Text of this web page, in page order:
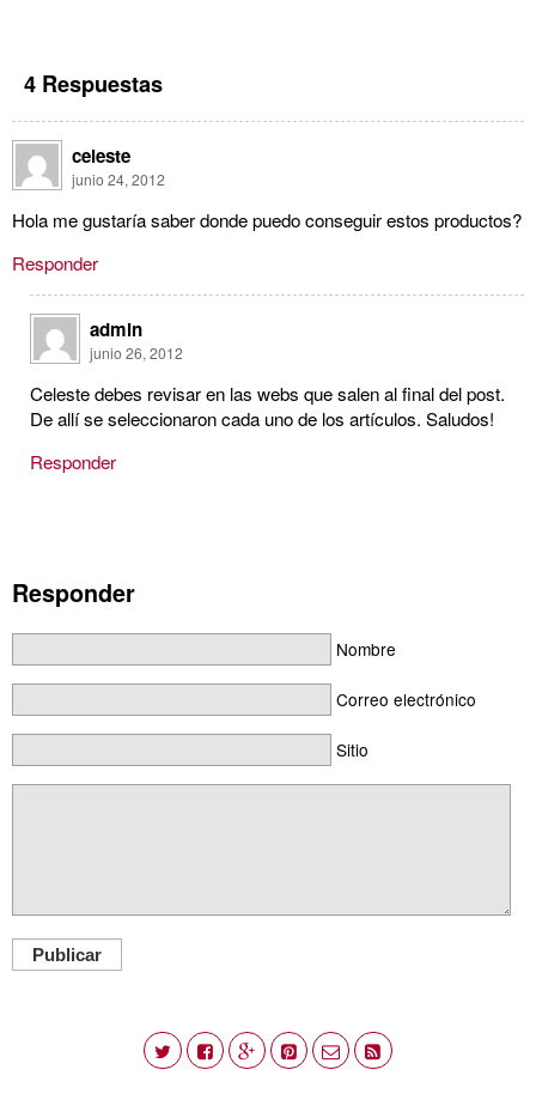
4 Respuestas
celeste
junio 24, 2012
Hola me gustaría saber donde puedo conseguir estos productos?
Responder
admin
junio 26, 2012
Celeste debes revisar en las webs que salen al final del post.
De allí se seleccionaron cada uno de los artículos. Saludos!
Responder
Responder
Nombre
Correo electrónico
Sitio
Publicar